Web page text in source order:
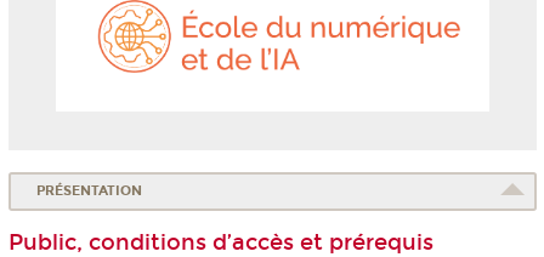
PRÉSENTATION
Public, conditions d’accès et prérequis